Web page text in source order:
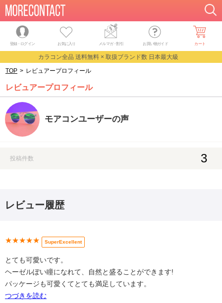
登録・ログイン お気に入り メルマガ・割引 お買い物ガイド カート
カラコン全品 送料無料 × 取扱ブランド数 日本最大級
TOP > レビュアープロフィール
レビュアープロフィール
モアコンユーザーの声
投稿件数 3
レビュー履歴
★★★★★ SuperExcellent
とても可愛いです。
ヘーゼルぽい瞳になれて、自然と盛ることができます!
パッケージも可愛くてとても満足しています。
つづきを読む